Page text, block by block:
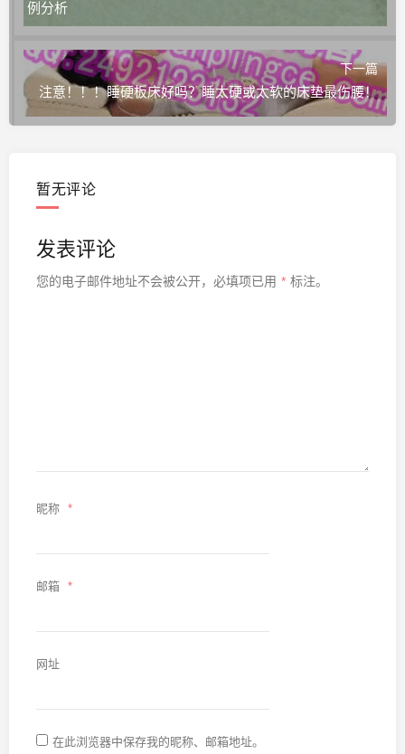
例分析
下一篇
注意！！！睡硬板床好吗？睡太硬或太软的床垫最伤腰！
暂无评论
发表评论
您的电子邮件地址不会被公开， 必填项已用 * 标注。
昵称 *
邮箱 *
网址
在此浏览器中保存我的昵称、邮箱地址。